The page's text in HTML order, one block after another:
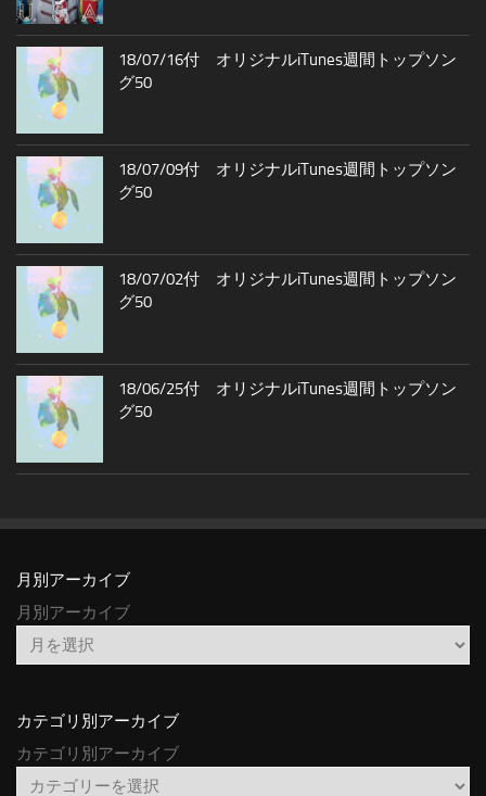
18/07/16付 オリジナルiTunes週間トップソン
グ50
18/07/09付 オリジナルiTunes週間トップソン
グ50
18/07/02付 オリジナルiTunes週間トップソン
グ50
18/06/25付 オリジナルiTunes週間トップソン
グ50
月別アーカイブ
月別アーカイブ
カテゴリ別アーカイブ
カテゴリ別アーカイブ